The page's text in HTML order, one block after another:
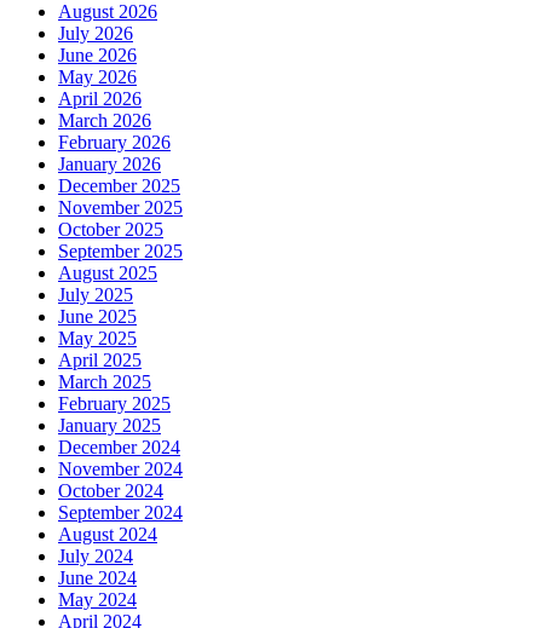
August 2026
July 2026
June 2026
May 2026
April 2026
March 2026
February 2026
January 2026
December 2025
November 2025
October 2025
September 2025
August 2025
July 2025
June 2025
May 2025
April 2025
March 2025
February 2025
January 2025
December 2024
November 2024
October 2024
September 2024
August 2024
July 2024
June 2024
May 2024
April 2024